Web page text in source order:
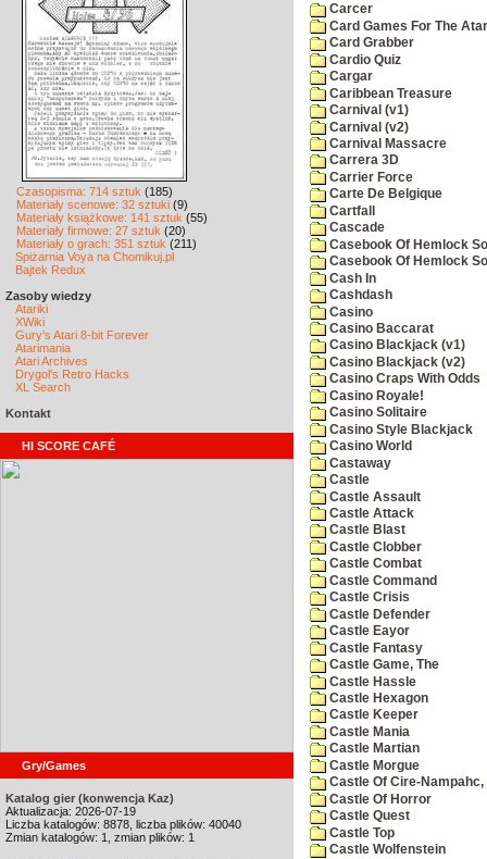
Czasopisma: 714 sztuk (185)
Materiały scenowe: 32 sztuki (9)
Materiały książkowe: 141 sztuk (55)
Materiały firmowe: 27 sztuk (20)
Materiały o grach: 351 sztuk (211)
Spiżarnia Voya na Chomikuj.pl
Bajtek Redux
Zasoby wiedzy
Atariki
XWiki
Gury's Atari 8-bit Forever
Atarimania
Atari Archives
Drygol's Retro Hacks
XL Search
Kontakt
HI SCORE CAFÉ
Gry/Games
Katalog gier (konwencja Kaz)
Aktualizacja: 2026-07-19
Liczba katalogów: 8878, liczba plików: 40040
Zmian katalogów: 1, zmian plików: 1
Carcer
Card Games For The
Card Grabber
Cardio Quiz
Cargar
Caribbean Treasure
Carnival (v1)
Carnival (v2)
Carnival Massacre
Carrera 3D
Carrier Force
Carte De Belgique
Cartfall
Cascade
Casebook Of Hemlock
Casebook Of Hemlock
Cash In
Cashdash
Casino
Casino Baccarat
Casino Blackjack (v1)
Casino Blackjack (v2)
Casino Craps With Odds
Casino Royale!
Casino Solitaire
Casino Style Blackjack
Casino World
Castaway
Castle
Castle Assault
Castle Attack
Castle Blast
Castle Clobber
Castle Combat
Castle Command
Castle Crisis
Castle Defender
Castle Eayor
Castle Fantasy
Castle Game, The
Castle Hassle
Castle Hexagon
Castle Keeper
Castle Mania
Castle Martian
Castle Morgue
Castle Of Cire-Nampahc,
Castle Of Horror
Castle Quest
Castle Top
Castle Wolfenstein